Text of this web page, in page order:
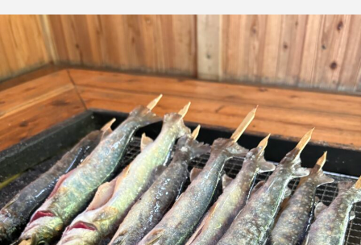
エレベーター広告とか
言うのか何なのか
admin
2026.04.10
W杯の優勝を目指す日
本代表と目標設定
admin
2026.07.17